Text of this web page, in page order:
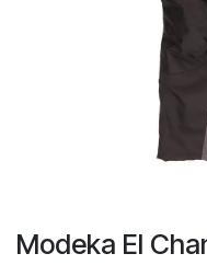
Modeka El